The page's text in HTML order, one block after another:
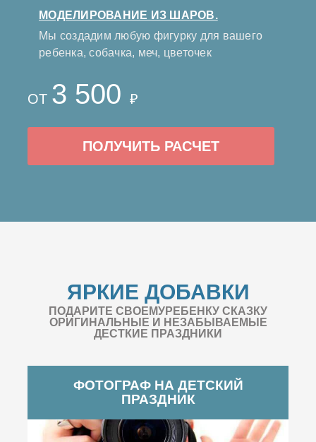
МОДЕЛИРОВАНИЕ ИЗ ШАРОВ.
Мы создадим любую фигурку для вашего
ребенка, собачка, меч, цветочек
ОТ 3 500 ₽
ПОЛУЧИТЬ РАСЧЕТ
ЯРКИЕ ДОБАВКИ
ПОДАРИТЕ СВОЕМУРЕБЕНКУ СКАЗКУ
ОРИГИНАЛЬНЫЕ И НЕЗАБЫВАЕМЫЕ
ДЕСТКИЕ ПРАЗДНИКИ
ФОТОГРАФ НА ДЕТСКИЙ
ПРАЗДНИК